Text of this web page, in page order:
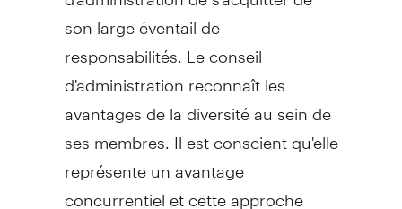
son large éventail de
responsabilités. Le conseil
d'administration reconnaît les
avantages de la diversité au sein de
ses membres. Il est conscient qu'elle
représente un avantage
concurrentiel et cette approche